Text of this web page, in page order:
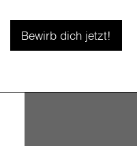
Bewirb dich jetzt!